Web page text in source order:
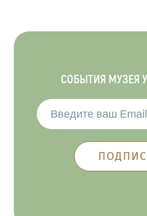
СОБЫТИЯ МУЗЕЯ